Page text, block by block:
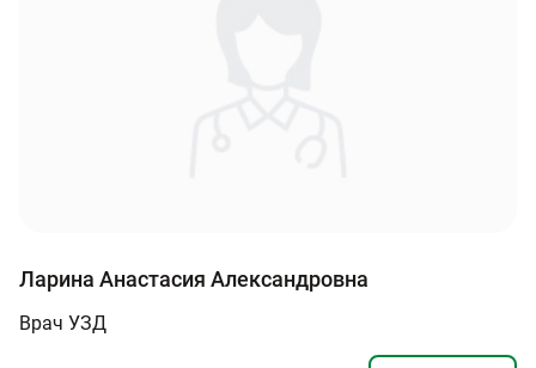
Ларина Анастасия Александровна
Врач УЗД